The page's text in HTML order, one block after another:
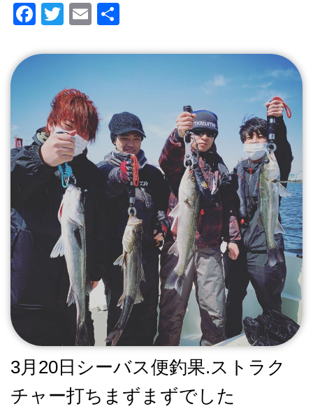
F
c
b
o
o
k
T
tt
er
E
ail
3月20日シーバス便釣果.ストラク
チャー打ちまずまずでした